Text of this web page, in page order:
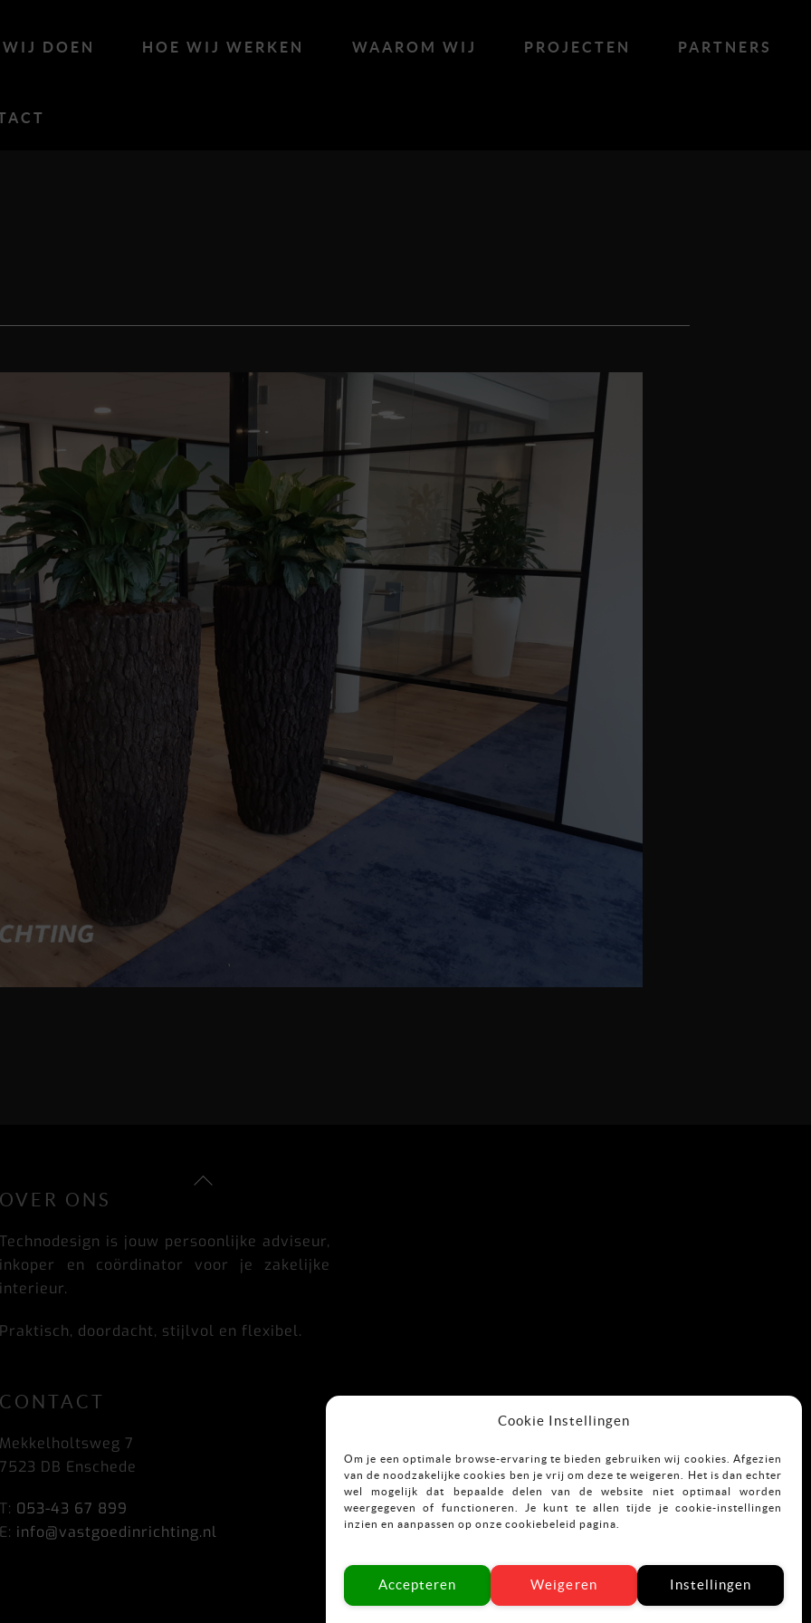
Cookie Instellingen
Om je een optimale browse-ervaring te bieden gebruiken wij cookies. Afgezien
van de noodzakelijke cookies ben je vrij om deze te weigeren. Het is dan echter
wel mogelijk dat bepaalde delen van de website niet optimaal worden
weergegeven of functioneren. Je kunt te allen tijde je cookie-instellingen
inzien en aanpassen op onze cookiebeleid pagina.
Accepteren Weigeren Instellingen
DOEN HOE WIJ WERKEN WAAROM WIJ PROJECTEN PARTNERS
Back
OVER ONS
Technodesign is jouw persoonlijke adviseur,
inkoper en coördinator voor je zakelijke
interieur.
Praktisch, doordacht, stijlvol en flexibel.
CONTACT
Mekkelholtsweg 7
7523 DB Enschede
T: 053-43 67 899
E: info@vastgoedinrichting.nl